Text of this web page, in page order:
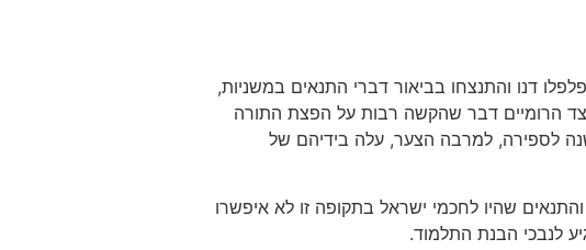
דנו והתנצחו בביאור דברי התנאים במשניות,
מצד הרומיים דבר שהקשה רבות על הפצת התורה
לספירה, למרבה הצער, עלה בידיהם של
שהיו לחכמי ישראל בתקופה זו לא איפשרו
לנבכי הבנת התלמוד.